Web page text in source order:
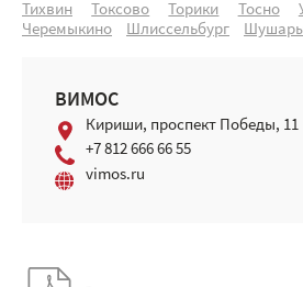
Тихвин
Токсово Торики Тосно
Черемыкино
Шлиссельбург
ВИМОС
Кириши, проспект Победы, 11
+7 812 666 66 55
vimos.ru